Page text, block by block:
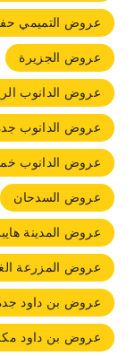
عروض التميمي
عروض الجزيرة
عروض الدانوب
عروض الدانوب
عروض الدانوب
عروض السدحان
عروض المدينة
عروض المزرعة
عروض بن داود
عروض بن داود